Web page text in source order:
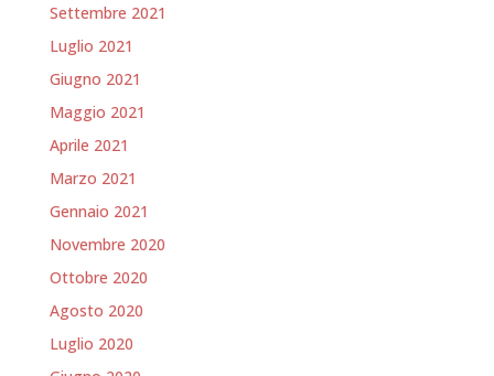
Settembre 2021
Luglio 2021
Giugno 2021
Maggio 2021
Aprile 2021
Marzo 2021
Gennaio 2021
Novembre 2020
Ottobre 2020
Agosto 2020
Luglio 2020